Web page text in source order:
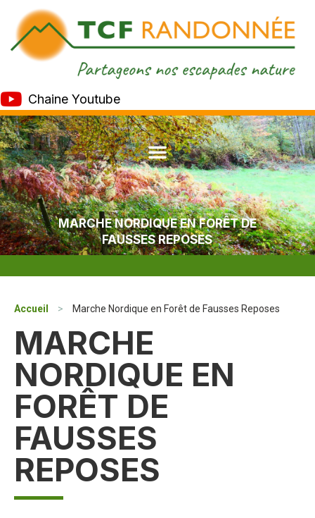
Chaine Youtube
MARCHE NORDIQUE EN FORÊT DE
FAUSSES REPOSES
Accueil > Marche Nordique en Forêt de Fausses Reposes
MARCHE
NORDIQUE EN
FORÊT DE
FAUSSES
REPOSES